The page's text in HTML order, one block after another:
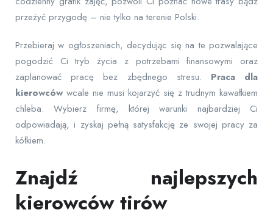
przeżyć przygodę – nie tylko na terenie Polski.
Przebieraj w ogłoszeniach, decydując się na te pozwalające
pogodzić Ci tryb życia z potrzebami finansowymi oraz
zaplanować pracę bez zbędnego stresu. Praca dla
kierowcówwcale nie musi kojarzyć się z trudnym kawałkiem
chleba. Wybierz firmę, której warunki najbardziej Ci
odpowiadają, i zyskaj pełną satysfakcję ze swojej pracy za
kółkiem.
Znajdź najlepszych
kierowców tirów